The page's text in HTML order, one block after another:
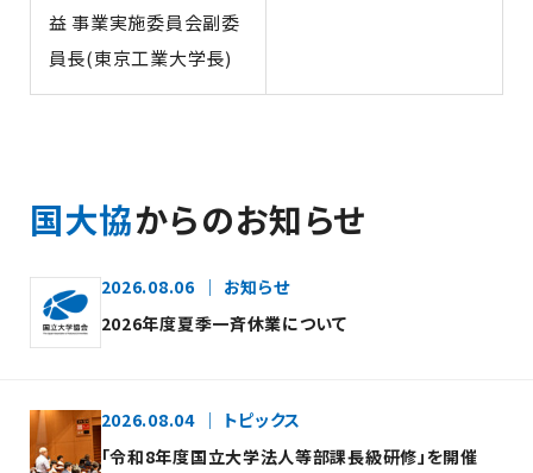
益 事業実施委員会副委
員長(東京工業大学長)
国大協からのお知らせ
2026.08.06
お知らせ
2026年度夏季一斉休業について
2026.08.04
トピックス
「令和8年度国立大学法人等部課長級研修」を開催